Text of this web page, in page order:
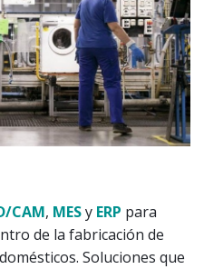
CAM, MESy ERP para
de la fabricación de
Soluciones que